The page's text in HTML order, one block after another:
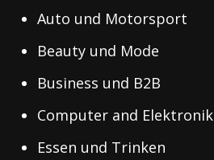
Auto und Motorsport
Beauty und Mode
Business und B2B
Computer and Elektronik
Essen und Trinken